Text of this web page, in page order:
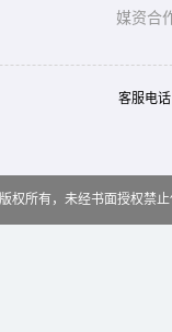
媒资合
客服电
版权所有，未经书面授权